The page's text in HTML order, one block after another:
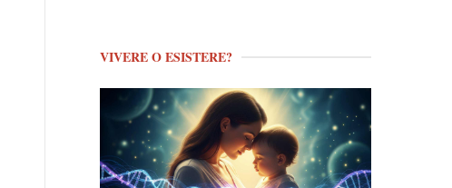
VIVERE O ESISTERE?